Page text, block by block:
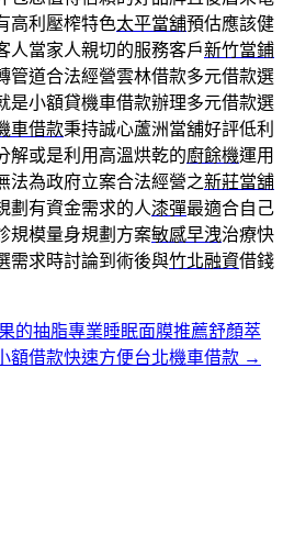
高利壓榨特色太平當舖預估應該健
人當家人親切的服務客戶新竹當鋪
管道合法經營雲林借款多元借款選
是小額貸機車借款辦理多元借款選
車借款秉持誠心蘆洲當舖好評低利
解或是利用高溫烘乾的廚餘機運用
法為政府立案合法經營之新莊當舖
劃有資金需求的人漆彈最適合自己
規模量身規劃方案敏感早洩治療快
需求時討論到術後與竹北融資借錢
的抽脂專業睡眠面膜推薦舒顏萃
額借款快速方便台北機車借款 →